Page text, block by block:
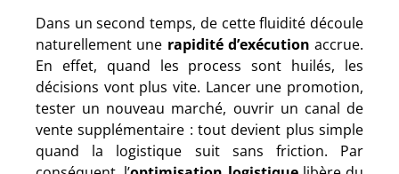
Dans un second temps, de cette fluidité découle
naturellement une rapidité d’exécution accrue.
En effet, quand les process sont huilés, les
décisions vont plus vite. Lancer une promotion,
tester un nouveau marché, ouvrir un canal de
vente supplémentaire : tout devient plus simple
quand la logistique suit sans friction. Par